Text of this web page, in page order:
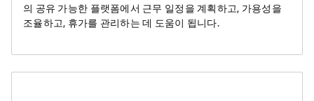
의 공유 가능한 플랫폼에서 근무 일정을 계획하고, 가용성을
조율하고, 휴가를 관리하는 데 도움이 됩니다.